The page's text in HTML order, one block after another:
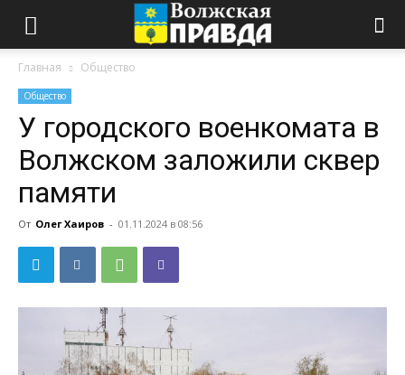
Главная Общество
Общество
У городского военкомата в
Волжском заложили сквер
памяти
От Олег Хаиров - 01.11.2024 в 08:56